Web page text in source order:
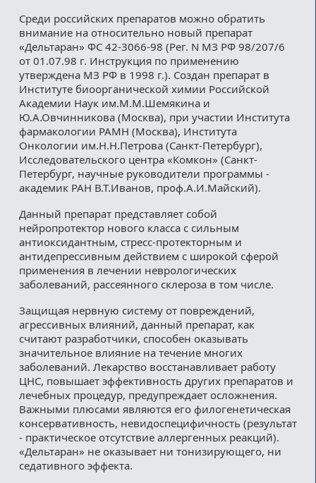
Среди российских препаратов можно обратить
внимание на относительно новый препарат
«Дельтаран» ФС 42-3066-98 (Рег. N МЗ РФ 98/207/6
от 01.07.98 г. Инструкция по применению
утверждена МЗ РФ в 1998 г.). Создан препарат в
Институте биоорганической химии Российской
Академии Наук им.М.М.Шемякина и
Ю.А.Овчинникова (Москва), при участии Института
фармакологии РАМН (Москва), Института
Онкологии им.Н.Н.Петрова (Санкт-Петербург),
Исследовательского центра «Комкон» (Санкт-
Петербург, научные руководители программы -
академик РАН В.Т.Иванов, проф.А.И.Майский).
Данный препарат представляет собой
нейропротектор нового класса с сильным
антиоксидантным, стресс-протекторным и
антидепрессивным действием с широкой сферой
применения в лечении неврологических
заболеваний, рассеянного склероза в том числе.
Защищая нервную систему от повреждений,
агрессивных влияний, данный препарат, как
считают разработчики, способен оказывать
значительное влияние на течение многих
заболеваний. Лекарство восстанавливает работу
ЦНС, повышает эффективность других препаратов и
лечебных процедур, предупреждает осложнения.
Важными плюсами являются его филогенетическая
консервативность, невидоспецифичность (результат
- практическое отсутствие аллергенных реакций).
«Дельтаран» не оказывает ни тонизирующего, ни
седативного эффекта.